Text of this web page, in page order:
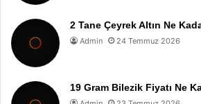
2 Tane Çeyrek Altın Ne
Admin 24 Temmuz 2026
19 Gram Bilezik Fiyatı Ne